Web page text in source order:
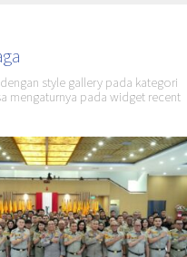
style gallery pada kategori
mengaturnya pada widget recent